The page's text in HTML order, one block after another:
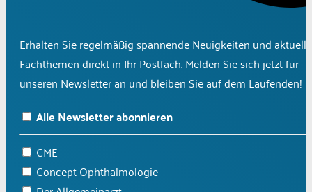
Erhalten Sie regelmäßig spannende Neuigkeiten und aktuelle
Fachthemen direkt in Ihr Postfach. Melden Sie sich jetzt für
unseren Newsletter an und bleiben Sie auf dem Laufenden!
Alle Newsletter abonnieren
CME
Concept Ophthalmologie